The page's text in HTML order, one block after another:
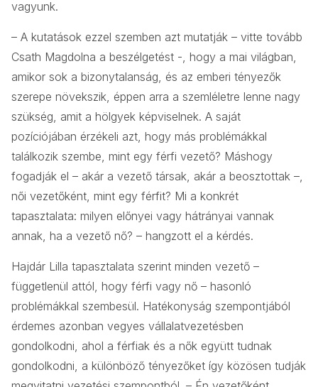
vagyunk.
– A kutatások ezzel szemben azt mutatják – vitte tovább
Csath Magdolna a beszélgetést -, hogy a mai világban,
amikor sok a bizonytalanság, és az emberi tényezők
szerepe növekszik, éppen arra a szemléletre lenne nagy
szükség, amit a hölgyek képviselnek. A saját
pozíciójában érzékeli azt, hogy más problémákkal
találkozik szembe, mint egy férfi vezető? Máshogy
fogadják el – akár a vezető társak, akár a beosztottak –,
női vezetőként, mint egy férfit? Mi a konkrét
tapasztalata: milyen előnyei vagy hátrányai vannak
annak, ha a vezető nő? – hangzott el a kérdés.
Hajdár Lilla tapasztalata szerint minden vezető –
függetlenül attól, hogy férfi vagy nő – hasonló
problémákkal szembesül. Hatékonyság szempontjából
érdemes azonban vegyes vállalatvezetésben
gondolkodni, ahol a férfiak és a nők együtt tudnak
gondolkodni, a különböző tényezőket így közösen tudják